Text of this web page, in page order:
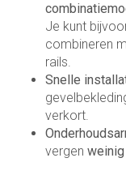
Je kunt
combineren
rails.
Snelle
verkort.
vergen weinig